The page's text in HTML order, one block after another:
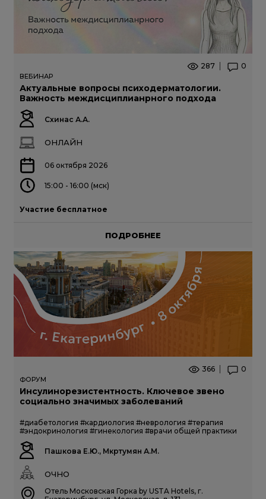
287 0
ВЕБИНАР
Актуальные вопросы психодерматологии.
Важность междисциплианрного подхода
Схинас А.А.
ОНЛАЙН
06 октября 2026
15:00 - 16:00 (мск)
Участие бесплатное
ПОДРОБНЕЕ
366 0
ФОРУМ
Инсулинорезистентность. Ключевое звено
социально значимых заболеваний
#диабетология #кардиология #неврология #терапия
#эндокринология #гинекология #врачи общей практики
Пашкова Е.Ю., Мкртумян А.М.
ОЧНО
Отель Московская Горка by USTA Hotels, г.